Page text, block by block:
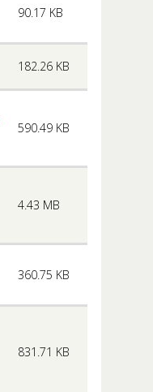
90.17 KB
182.26 KB
590.49 KB
4.43 MB
360.75 KB
831.71 KB